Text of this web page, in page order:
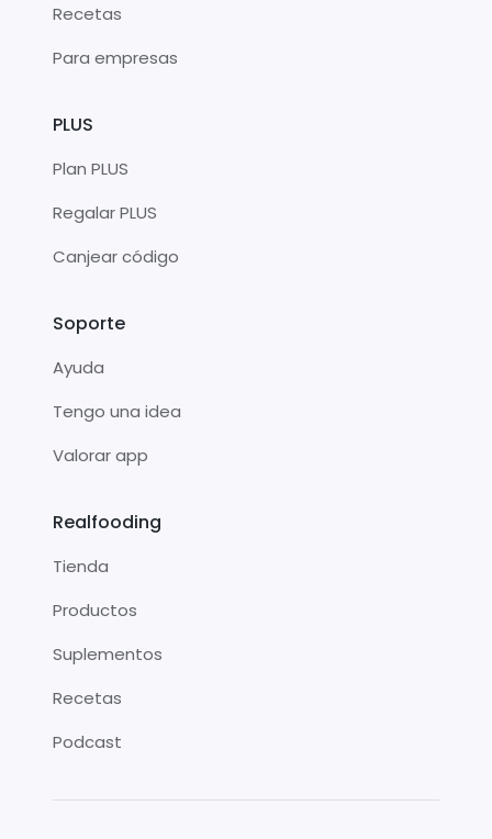
Recetas
Para empresas
PLUS
Plan PLUS
Regalar PLUS
Canjear código
Soporte
Ayuda
Tengo una idea
Valorar app
Realfooding
Tienda
Productos
Suplementos
Recetas
Podcast